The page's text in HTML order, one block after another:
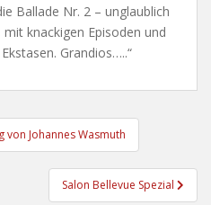
Ballade Nr. 2 – un­glaublich
knackigen Episoden und
Grandios…..“
von Johannes Wasmuth
Salon Bellevue Spezial